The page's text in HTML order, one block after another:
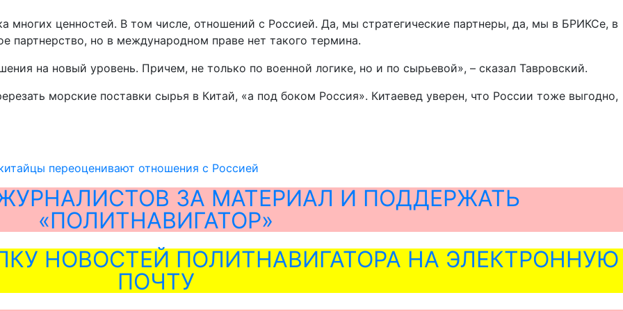
многих ценностей. В том числе, отношений с Россией. Да, мы стратегические партнеры, да, мы в БРИКСе, в
партнерство, но в международном праве нет такого термина.
на новый уровень. Причем, не только по военной логике, но и по сырьевой», – сказал Тавровский.
морские поставки сырья в Китай, «а под боком Россия». Китаевед уверен, что России тоже выгодно,
переоценивают отношения с Россией
ЗА МАТЕРИАЛ И ПОДДЕРЖАТЬ
«ПОЛИТНАВИГАТОР»
НОВОСТЕЙ ПОЛИТНАВИГАТОРА НА ЭЛЕКТРОННУЮ
ПОЧТУ